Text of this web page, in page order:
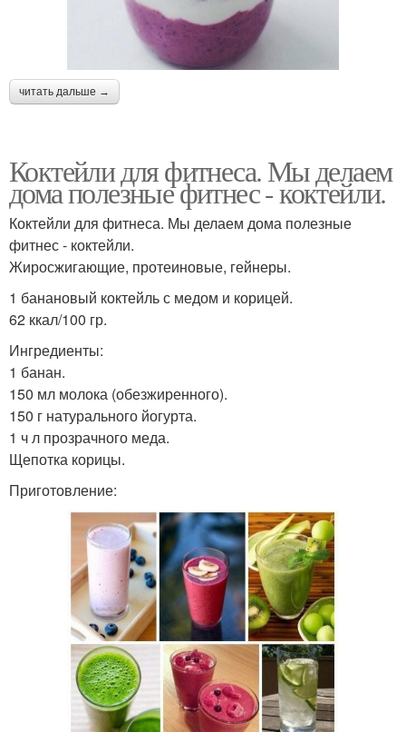
читать дальше →
Коктейли для фитнеса. Мы делаем
дома полезные фитнес - коктейли.
Коктейли для фитнеса. Мы делаем дома полезные
фитнес - коктейли.
Жиросжигающие, протеиновые, гейнеры.
1 банановый коктейль с медом и корицей.
62 ккал/100 гр.
Ингредиенты:
1 банан.
150 мл молока (обезжиренного).
150 г натурального йогурта.
1 ч л прозрачного меда.
Щепотка корицы.
Приготовление: